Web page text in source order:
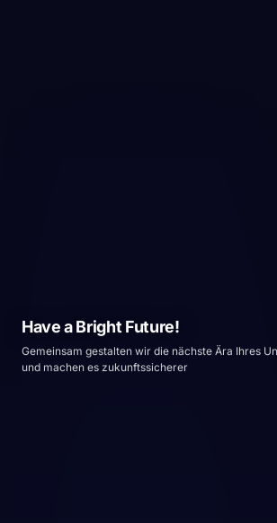
Have a Bright Future!
Gemeinsam gestalten wir die nächste Ära Ihres
und machen es zukunftssicherer